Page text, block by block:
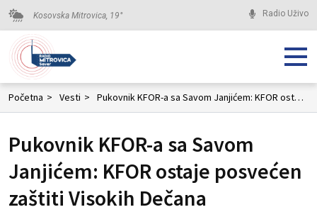
Kosovska Mitrovica, 19° Radio Uživo
Početna > Vesti > Pukovnik KFOR-a sa Savom Janjićem: KFOR ostaje posvećen zaštiti Visokih Dečana
Pukovnik KFOR-a sa Savom
Janjićem: KFOR ostaje posvećen
zaštiti Visokih Dečana